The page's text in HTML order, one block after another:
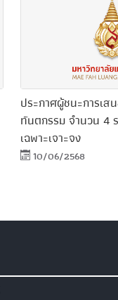
ประกาศผู้ชนะการเส
ทันตกรรม จำนวน 4
เฉพาะเจาะจง
10/06/2568